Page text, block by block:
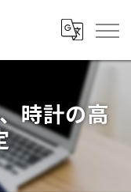
時計の高